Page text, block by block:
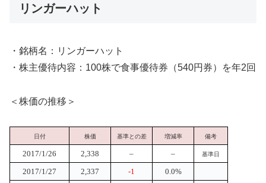
リンガーハット
・銘柄名：リンガーハット
・株主優待内容：100株で食事優待券（540円券）を年2回
＜株価の推移＞
日付 株価 基準との差 増減率 備考
2017/1/26 2,338 – – 基準日
2017/1/27 2,337 -1
0.0%